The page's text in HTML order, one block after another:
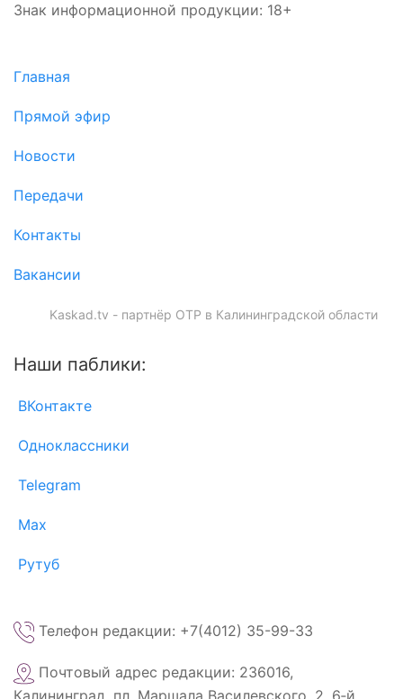
Знак информационной продукции: 18+
Главная
Прямой эфир
Новости
Передачи
Контакты
Вакансии
Kaskad.tv - партнёр ОТР в Калининградской области
Наши паблики:
ВКонтакте
Одноклассники
Telegram
Max
Рутуб
Телефон редакции: +7(4012) 35-99-33
Почтовый адрес редакции: 236016,
Калининград, пл. Маршала Василевского, 2, 6‑й